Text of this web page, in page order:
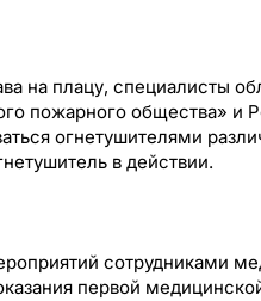
на плацу, специалисты
пожарного общества» и
огнетушителями
в действии.
сотрудниками
первой